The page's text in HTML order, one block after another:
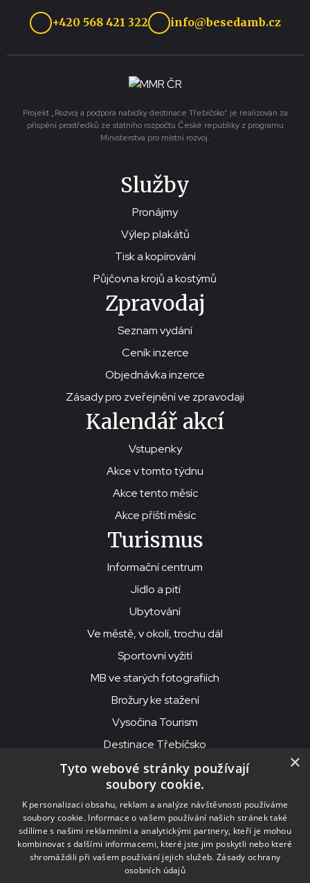
+420 568 421 322 info@besedamb.cz
Projekt „Rozvoj a podpora nabídky destinace Třebíčsko“ je realizován za
přispění prostředků ze státního rozpočtu České republiky z programu
Ministerstva pro místní rozvoj.
Služby
Pronájmy
Výlep plakátů
Tisk a kopírování
Půjčovna krojů a kostýmů
Zpravodaj
Seznam vydání
Ceník inzerce
Objednávka inzerce
Zásady pro zveřejnění ve zpravodaji
Kalendář akcí
Vstupenky
Akce v tomto týdnu
Akce tento měsíc
Akce příští měsíc
Turismus
Informační centrum
Jídlo a pití
Ubytování
Ve městě, v okolí, trochu dál
Sportovní vyžití
MB ve starých fotografiích
Brožury ke stažení
Vysočina Tourism
Destinace Třebíčsko
© 2026MKS Beseda Mor. Budějovice
MKS Beseda, příspěvková organizace, Purcnerova 62, 676 02
Moravské Budějovice
IČO: 00091758, DIČ: CZ00091758, ID datové schránky: chjn2kd
×
Tyto webové stránky používají
soubory cookie.
K personalizaci obsahu, reklam a analýze návštěvnosti používáme
soubory cookie. Informace o vašem používání našich stránek také
sdílíme s našimi reklamními a analytickými partnery, kteří je mohou
kombinovat s dalšími informacemi, které jste jim poskytli nebo které
shromáždili při vašem používání jejich služeb. Zásady ochrany
osobních údajů